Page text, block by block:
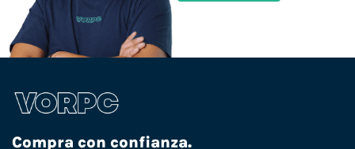
Compra con confianza.